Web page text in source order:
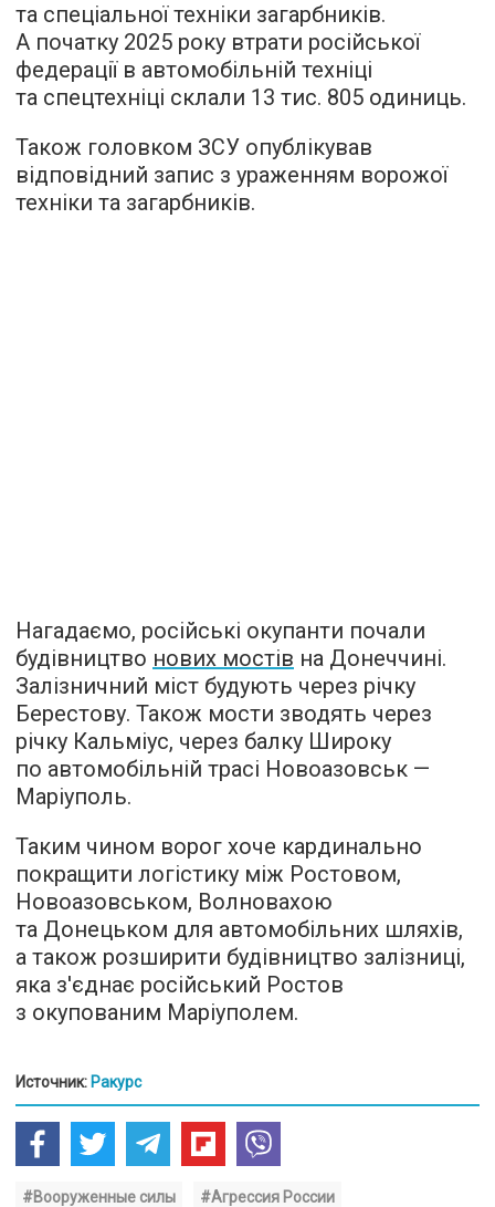
та спеціальної техніки загарбників.
А початку 2025 року втрати російської
федерації в автомобільній техніці
та спецтехніці склали 13 тис. 805 одиниць.
Також головком ЗСУ опублікував
відповідний запис з ураженням ворожої
техніки та загарбників.
Нагадаємо, російські окупанти почали
будівництво нових мостів на Донеччині.
Залізничний міст будують через річку
Берестову. Також мости зводять через
річку Кальміус, через балку Широку
по автомобільній трасі Новоазовськ —
Маріуполь.
Таким чином ворог хоче кардинально
покращити логістику між Ростовом,
Новоазовськом, Волновахою
та Донецьком для автомобільних шляхів,
а також розширити будівництво залізниці,
яка з'єднає російський Ростов
з окупованим Маріуполем.
Источник: Ракурс
#Вооруженные силы #Агрессия России